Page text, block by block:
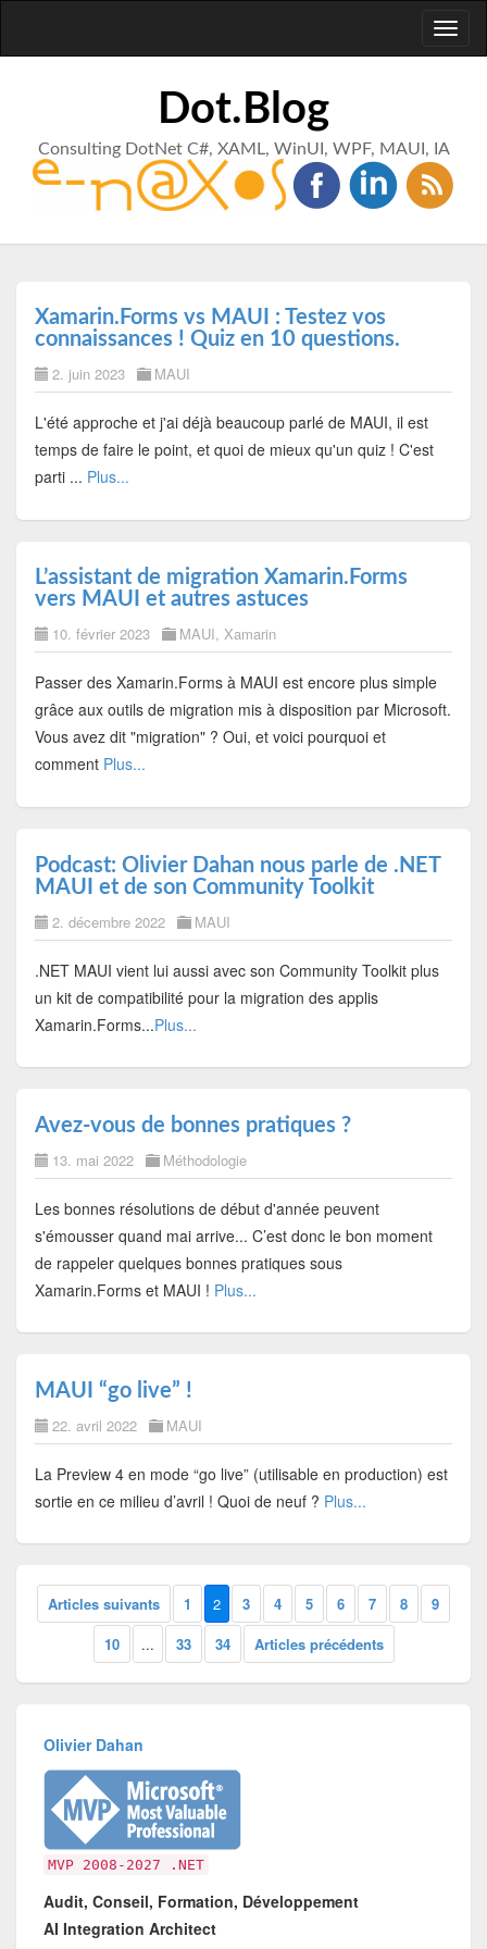
Dot.Blog
Consulting DotNet C#, XAML, WinUI, WPF, MAUI, IA
Xamarin.Forms vs MAUI : Testez vos
connaissances ! Quiz en 10 questions.
2. juin 2023 MAUI
L'été approche et j'ai déjà beaucoup parlé de MAUI, il est
temps de faire le point, et quoi de mieux qu'un quiz ! C'est
parti ... Plus...
L’assistant de migration Xamarin.Forms
vers MAUI et autres astuces
10. février 2023 MAUI, Xamarin
Passer des Xamarin.Forms à MAUI est encore plus simple
grâce aux outils de migration mis à disposition par Microsoft.
Vous avez dit "migration" ? Oui, et voici pourquoi et
comment Plus...
Podcast: Olivier Dahan nous parle de .NET
MAUI et de son Community Toolkit
2. décembre 2022 MAUI
.NET MAUI vient lui aussi avec son Community Toolkit plus
un kit de compatibilité pour la migration des applis
Xamarin.Forms...Plus...
Avez-vous de bonnes pratiques ?
13. mai 2022 Méthodologie
Les bonnes résolutions de début d'année peuvent
s'émousser quand mai arrive... C’est donc le bon moment
de rappeler quelques bonnes pratiques sous
Xamarin.Forms et MAUI ! Plus...
MAUI “go live” !
22. avril 2022 MAUI
La Preview 4 en mode “go live” (utilisable en production) est
sortie en ce milieu d’avril ! Quoi de neuf ? Plus...
Articles suivants 1 2 3 4 5 6 7 8
9
10
... 33 34 Articles précédents
Olivier Dahan
MVP 2008-2027 .NET
Audit, Conseil, Formation, Développement
AI Integration Architect